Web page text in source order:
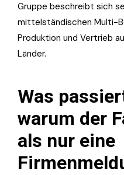
Gruppe beschreibt sich
mittelständischen Multi-
Produktion und Vertrieb
Länder.
Was
warum der
als nur eine